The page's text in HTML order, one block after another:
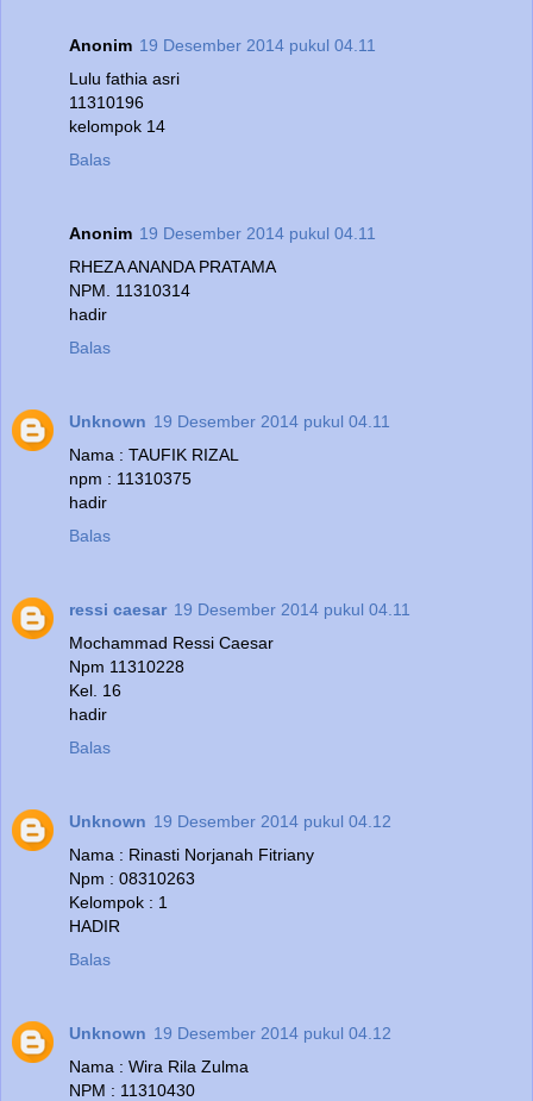
Anonim 19 Desember 2014 pukul 04.11
Lulu fathia asri
11310196
kelompok 14
Balas
Anonim 19 Desember 2014 pukul 04.11
RHEZA ANANDA PRATAMA
NPM. 11310314
hadir
Balas
Unknown 19 Desember 2014 pukul 04.11
Nama : TAUFIK RIZAL
npm : 11310375
hadir
Balas
ressi caesar 19 Desember 2014 pukul 04.11
Mochammad Ressi Caesar
Npm 11310228
Kel. 16
hadir
Balas
Unknown 19 Desember 2014 pukul 04.12
Nama : Rinasti Norjanah Fitriany
Npm : 08310263
Kelompok : 1
HADIR
Balas
Unknown 19 Desember 2014 pukul 04.12
Nama : Wira Rila Zulma
NPM : 11310430